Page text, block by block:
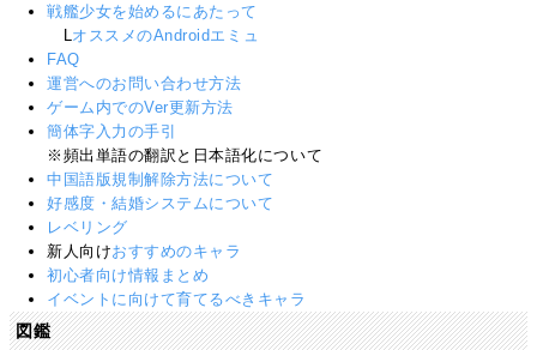
戦艦少女を始めるにあたって
L オススメのAndroidエミュ
FAQ
運営へのお問い合わせ方法
ゲーム内でのVer更新方法
簡体字入力の手引
※頻出単語の翻訳と日本語化について
中国語版規制解除方法について
好感度・結婚システムについて
レベリング
新人向けおすすめのキャラ
初心者向け情報まとめ
イベントに向けて育てるべきキャラ
図鑑